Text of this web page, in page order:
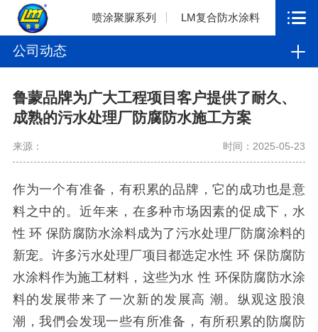
喷涂聚脲系列 LM复合防水涂料
公司动态
鲁蒙品牌为广大工程项目客户提供了耐久、
成熟的污水处理厂防腐防水施工方案
来源： 时间：2025-05-23
作为一个有准备，有积累的品牌，它的成功也是意
料之中的。近年来，在多种市场因素的促成下，水
性 环 保防腐防水涂料成为了污水处理厂防腐涂料的
新宠。许多污水处理厂项目都选定水性 环 保防腐防
水涂料作为施工材料，这些为水 性 环保防腐防水涂
料的发展带来了一次新的发展高 潮。纵观这股浪
潮，我們会发现一些有所准备，有所积累的防腐防